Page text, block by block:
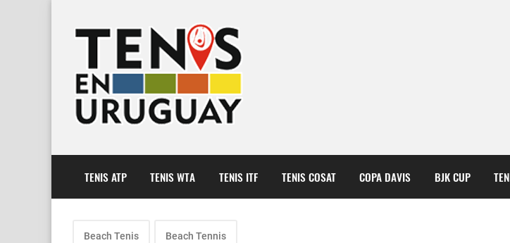
TENIS ATP TENIS WTA TENIS ITF TENIS COSAT COPA DAVIS BJK CUP
Beach Tenis Beach Tennis